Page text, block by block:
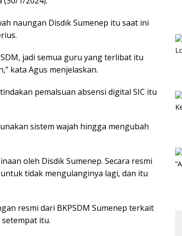
naungan Disdik Sumenep itu saat ini
jadi semua guru yang terlibat itu
kata Agus menjelaskan.
pemalsuan absensi digital SIC itu
sistem wajah hingga mengubah
oleh Disdik Sumenep. Secara resmi
tidak mengulanginya lagi, dan itu
resmi dari BKPSDM Sumenep terkait
itu.